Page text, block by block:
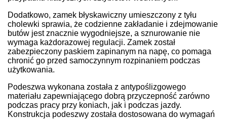
Dodatkowo, zamek błyskawiczny umieszczony z tyłu
cholewki sprawia, że codzienne zakładanie i zdejmowanie
butów jest znacznie wygodniejsze, a sznurowanie nie
wymaga każdorazowej regulacji. Zamek został
zabezpieczony paskiem zapinanym na napę, co pomaga
chronić go przed samoczynnym rozpinaniem podczas
użytkowania.
Podeszwa wykonana została z antypoślizgowego
materiału zapewniającego dobrą przyczepność zarówno
podczas pracy przy koniach, jak i podczas jazdy.
Konstrukcja podeszwy została dostosowana do wymagań